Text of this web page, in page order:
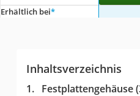
Erhältlich bei*
Inhaltsverzeichnis
Festplattengehäuse